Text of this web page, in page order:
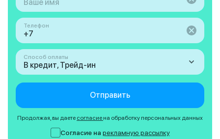
Телефон
Способ оплаты
В кредит, Трейд-ин
Отправить
Продолжая, вы даете согласие на обработку персональных данных
Согласие на рекламную рассылку